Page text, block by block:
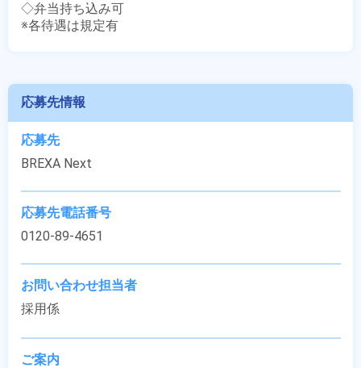
◇弁当持ち込み可
※各待遇は規定有
応募先情報
応募先
BREXA Next
応募先電話番号
0120-89-4651
お問い合わせ担当者
採用係
ご案内